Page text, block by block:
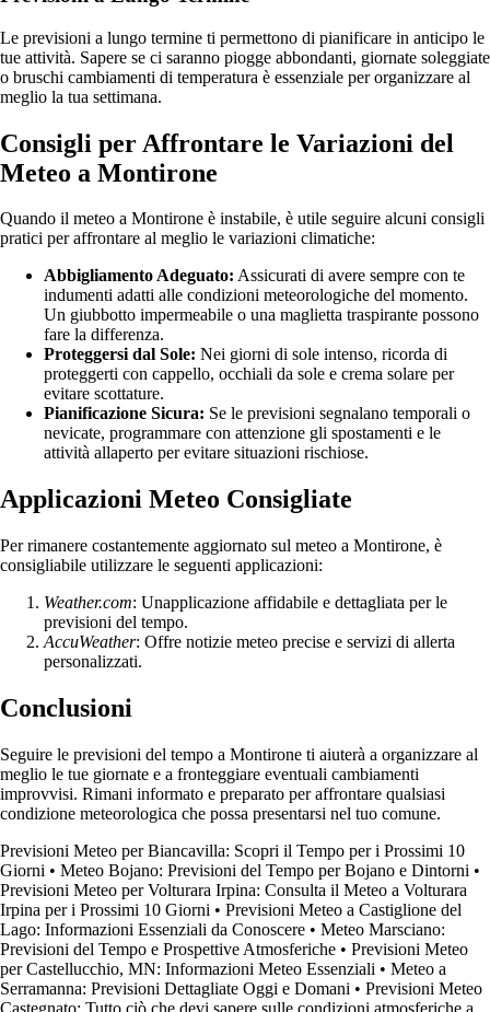
Le previsioni a lungo termine ti permettono di pianificare in anticipo le
tue attività. Sapere se ci saranno piogge abbondanti, giornate soleggiate
o bruschi cambiamenti di temperatura è essenziale per organizzare al
meglio la tua settimana.
Consigli per Affrontare le Variazioni del
Meteo a Montirone
Quando il meteo a Montirone è instabile, è utile seguire alcuni consigli
pratici per affrontare al meglio le variazioni climatiche:
Abbigliamento Adeguato: Assicurati di avere sempre con te
indumenti adatti alle condizioni meteorologiche del momento.
Un giubbotto impermeabile o una maglietta traspirante possono
fare la differenza.
Proteggersi dal Sole: Nei giorni di sole intenso, ricorda di
proteggerti con cappello, occhiali da sole e crema solare per
evitare scottature.
Pianificazione Sicura: Se le previsioni segnalano temporali o
nevicate, programmare con attenzione gli spostamenti e le
attività allaperto per evitare situazioni rischiose.
Applicazioni Meteo Consigliate
Per rimanere costantemente aggiornato sul meteo a Montirone, è
consigliabile utilizzare le seguenti applicazioni:
Weather.com: Unapplicazione affidabile e dettagliata per le
previsioni del tempo.
AccuWeather: Offre notizie meteo precise e servizi di allerta
personalizzati.
Conclusioni
Seguire le previsioni del tempo a Montirone ti aiuterà a organizzare al
meglio le tue giornate e a fronteggiare eventuali cambiamenti
improvvisi. Rimani informato e preparato per affrontare qualsiasi
condizione meteorologica che possa presentarsi nel tuo comune.
Previsioni Meteo per Biancavilla: Scopri il Tempo per i Prossimi 10
Giorni • Meteo Bojano: Previsioni del Tempo per Bojano e Dintorni •
Previsioni Meteo per Volturara Irpina: Consulta il Meteo a Volturara
Irpina per i Prossimi 10 Giorni • Previsioni Meteo a Castiglione del
Lago: Informazioni Essenziali da Conoscere • Meteo Marsciano:
Previsioni del Tempo e Prospettive Atmosferiche • Previsioni Meteo
per Castellucchio, MN: Informazioni Meteo Essenziali • Meteo a
Serramanna: Previsioni Dettagliate Oggi e Domani • Previsioni Meteo
Castegnato: Tutto ciò che devi sapere sulle condizioni atmosferiche a